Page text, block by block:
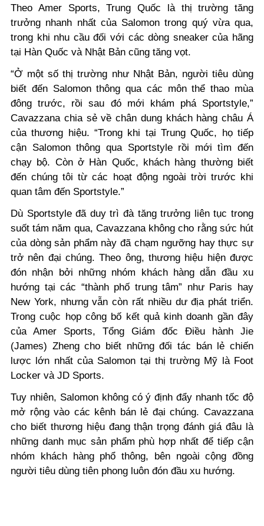
Theo Amer Sports, Trung Quốc là thị trường tăng
trưởng nhanh nhất của Salomon trong quý vừa qua,
trong khi nhu cầu đối với các dòng sneaker của hãng
tại Hàn Quốc và Nhật Bản cũng tăng vọt.
“Ở một số thị trường như Nhật Bản, người tiêu dùng
biết đến Salomon thông qua các môn thể thao mùa
đông trước, rồi sau đó mới khám phá Sportstyle,”
Cavazzana chia sẻ về chân dung khách hàng châu Á
của thương hiệu. “Trong khi tại Trung Quốc, họ tiếp
cận Salomon thông qua Sportstyle rồi mới tìm đến
chạy bộ. Còn ở Hàn Quốc, khách hàng thường biết
đến chúng tôi từ các hoạt động ngoài trời trước khi
quan tâm đến Sportstyle.”
Dù Sportstyle đã duy trì đà tăng trưởng liên tục trong
suốt tám năm qua, Cavazzana không cho rằng sức hút
của dòng sản phẩm này đã chạm ngưỡng hay thực sự
trở nên đại chúng. Theo ông, thương hiệu hiện được
đón nhận bởi những nhóm khách hàng dẫn đầu xu
hướng tại các “thành phố trung tâm” như Paris hay
New York, nhưng vẫn còn rất nhiều dư địa phát triển.
Trong cuộc họp công bố kết quả kinh doanh gần đây
của Amer Sports, Tổng Giám đốc Điều hành Jie
(James) Zheng cho biết những đối tác bán lẻ chiến
lược lớn nhất của Salomon tại thị trường Mỹ là Foot
Locker và JD Sports.
Tuy nhiên, Salomon không có ý định đẩy nhanh tốc độ
mở rộng vào các kênh bán lẻ đại chúng. Cavazzana
cho biết thương hiệu đang thận trọng đánh giá đâu là
những danh mục sản phẩm phù hợp nhất để tiếp cận
nhóm khách hàng phổ thông, bên ngoài cộng đồng
người tiêu dùng tiên phong luôn đón đầu xu hướng.